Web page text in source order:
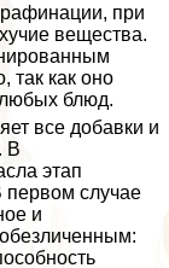
рафинации, при
вещества.
так как оно
блюд.
все добавки и
В
этап
первом случае
и